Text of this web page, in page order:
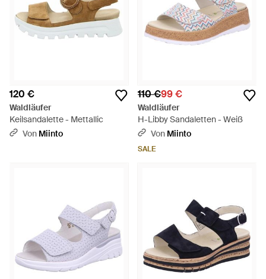
120 €
Waldläufer
Keilsandalette - Mettallic
Von Miinto
110 €99 €
Waldläufer
H-Libby Sandaletten - Weiß
Von Miinto
SALE